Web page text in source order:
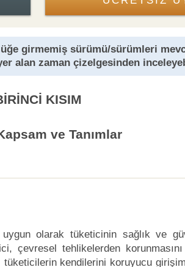
girmemiş sürümü/sürümleri
alan zaman çizelgesinden
KISIM
ve Tanımlar
olarak tüketicinin sağlık ve
çevresel tehlikelerden
tüketicilerin kendilerini koruyucu